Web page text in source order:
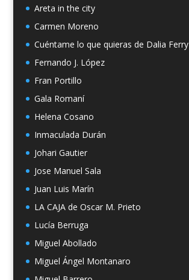
Areta in the city
Carmen Moreno
Cuéntame lo que quieras de Dalia Ferry
Fernando J. López
Fran Portillo
Gala Romaní
Helena Cosano
Inmaculada Durán
Johari Gautier
Jose Manuel Sala
Juan Luis Marín
LA CAJA de Oscar M. Prieto
Lucía Berruga
Miguel Abollado
Miguel Ángel Montanaro